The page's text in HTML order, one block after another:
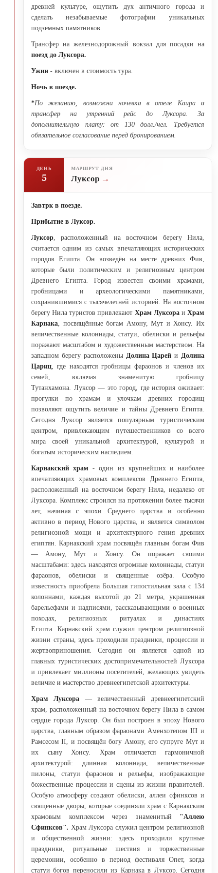
древней культуре, ощутить дух античного города и
сделать незабываемые фотографии уникальных
подземных памятников.
Трансфер на железнодорожный вокзал для посадки на
поезд до Луксора.
Ужин - включен в стоимость тура.
Ночь в поезде.
*По желанию, возможна ночевка в отеле Каира и
трансфер на утренний рейс до Луксора. За
дополнительную плату: от 130 долл./чел. Требуется
обязательное согласование перед бронированием.
ДЕНЬ
5
МАРШРУТ ДНЯ
Луксор
Завтрк в поезде.
Прибытие в Луксор.
Луксор , расположенный на восточном берегу Нила,
считается одним из самых впечатляющих исторических
городов Египта. Он возведён на месте древних Фив,
которые были политическим и религиозным центром
Древнего Египта. Город известен своими храмами,
гробницами и археологическими памятниками,
сохранившимися с тысячелетней историей. На восточном
берегу Нила туристов привлекают Храм ЛуксораиХрам
Карнака , посвящённые богам Амону, Мут и Хонсу. Их
величественные колоннады, статуи, обелиски и рельефы
поражают масштабом и художественным мастерством. На
западном берегу расположены Долина Царей и Долина
Цариц , где находятся гробницы фараонов и членов их
семей, включая знаменитую гробницу
Тутанхамона. Луксор — это город, где история оживает:
прогулки по храмам и улочкам древних городищ
позволяют ощутить величие и тайны Древнего Египта.
Сегодня Луксор является популярным туристическим
центром, привлекающим путешественников со всего
мира своей уникальной архитектурой, культурой и
богатым историческим наследием.
Карнакский храм - один из крупнейших и наиболее
впечатляющих храмовых комплексов Древнего Египта,
расположенный на восточном берегу Нила, недалеко от
Луксора. Комплекс строился на протяжении более тысячи
лет, начиная с эпохи Среднего царства и особенно
активно в период Нового царства, и является символом
религиозной мощи и архитектурного гения древних
египтян. Карнакский храм посвящён главным богам Фив
— Амону, Мут и Хонсу. Он поражает своими
масштабами: здесь находятся огромные колоннады, статуи
фараонов, обелиски и священные озёра. Особую
известность приобрела Большая гипостильная зала с 134
колоннами, каждая высотой до 21 метра, украшенная
барельефами и надписями, рассказывающими о военных
походах, религиозных ритуалах и династиях
Египта. Карнакский храм служил центром религиозной
жизни страны, здесь проходили праздники, процессии и
жертвоприношения. Сегодня он является одной из
главных туристических достопримечательностей Луксора
и привлекает миллионы посетителей, желающих увидеть
величие и мастерство древнеегипетской архитектуры.
Храм Луксора — величественный древнеегипетский
храм, расположенный на восточном берегу Нила в самом
сердце города Луксор. Он был построен в эпоху Нового
царства, главным образом фараонами Аменхотепом III и
Рамсесом II, и посвящён богу Амону, его супруге Мут и
их сыну Хонсу. Храм отличается гармоничной
архитектурой: длинная колоннада, величественные
пилоны, статуи фараонов и рельефы, изображающие
божественные процессии и сцены из жизни правителей.
Особую атмосферу создают обелиски, аллеи сфинксов и
священные дворы, которые соединяли храм с Карнакским
храмовым комплексом через знаменитый "Аллею
Сфинксов". Храм Луксора служил центром религиозной
и общественной жизни: здесь проходили крупные
праздники, ритуальные шествия и торжественные
церемонии, особенно в период фестиваля Опет, когда
статуи богов переносили из Карнака в Луксор. Сегодня